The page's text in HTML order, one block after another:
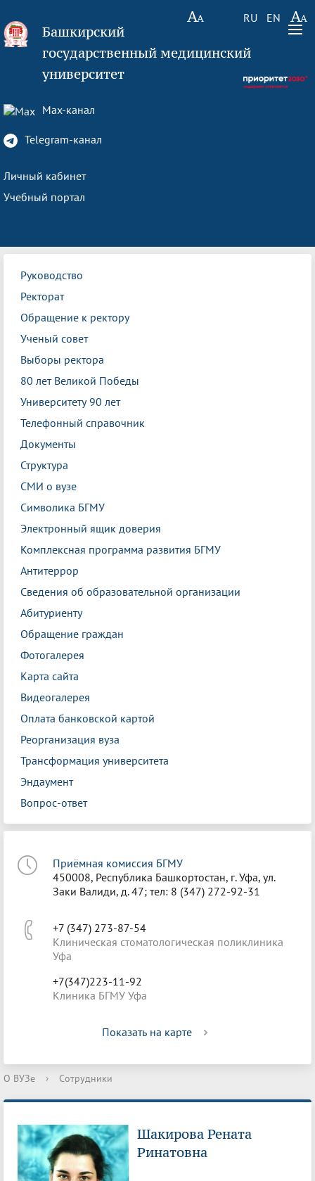
RU EN
Башкирский
государственный медицинский
университет
Max-канал
Telegram-канал
Личный кабинет
Учебный портал
Руководство
Ректорат
Обращение к ректору
Ученый совет
Выборы ректора
80 лет Великой Победы
Университету 90 лет
Телефонный справочник
Документы
Структура
СМИ о вузе
Символика БГМУ
Электронный ящик доверия
Комплексная программа развития БГМУ
Антитеррор
Сведения об образовательной организации
Абитуриенту
Обращение граждан
Фотогалерея
Карта сайта
Видеогалерея
Оплата банковской картой
Реорганизация вуза
Трансформация университета
Эндаумент
Вопрос-ответ
Приёмная комиссия БГМУ
450008, Республика Башкортостан, г. Уфа, ул.
Заки Валиди, д. 47; тел: 8 (347) 272-92-31
+7 (347) 273-87-54
Клиническая стоматологическая поликлиника
Уфа
+7(347)223-11-92
Клиника БГМУ Уфа
Показать на карте
О ВУЗе › Сотрудники
Шакирова Рената
Ринатовна